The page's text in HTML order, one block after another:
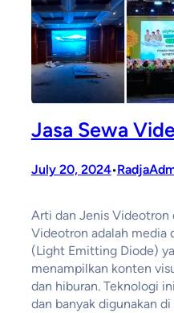
Jasa Sewa
July 20, 2024•
Arti dan Jenis Videotron
Videotron adalah media
(Light Emitting Diode)
menampilkan konten
dan hiburan. Teknologi
dan banyak digunakan